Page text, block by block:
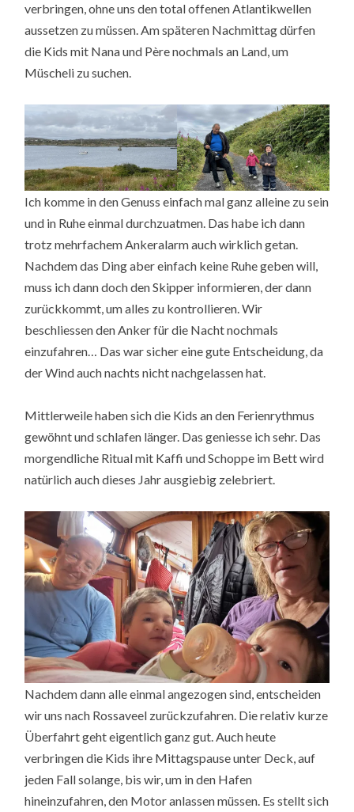
verbringen, ohne uns den total offenen Atlantikwellen
aussetzen zu müssen. Am späteren Nachmittag dürfen
die Kids mit Nana und Père nochmals an Land, um
Müscheli zu suchen.
Ich komme in den Genuss einfach mal ganz alleine zu sein
und in Ruhe einmal durchzuatmen. Das habe ich dann
trotz mehrfachem Ankeralarm auch wirklich getan.
Nachdem das Ding aber einfach keine Ruhe geben will,
muss ich dann doch den Skipper informieren, der dann
zurückkommt, um alles zu kontrollieren. Wir
beschliessen den Anker für die Nacht nochmals
einzufahren… Das war sicher eine gute Entscheidung, da
der Wind auch nachts nicht nachgelassen hat.
Mittlerweile haben sich die Kids an den Ferienrythmus
gewöhnt und schlafen länger. Das geniesse ich sehr. Das
morgendliche Ritual mit Kaffi und Schoppe im Bett wird
natürlich auch dieses Jahr ausgiebig zelebriert.
Nachdem dann alle einmal angezogen sind, entscheiden
wir uns nach Rossaveel zurückzufahren. Die relativ kurze
Überfahrt geht eigentlich ganz gut. Auch heute
verbringen die Kids ihre Mittagspause unter Deck, auf
jeden Fall solange, bis wir, um in den Hafen
hineinzufahren, den Motor anlassen müssen. Es stellt sich